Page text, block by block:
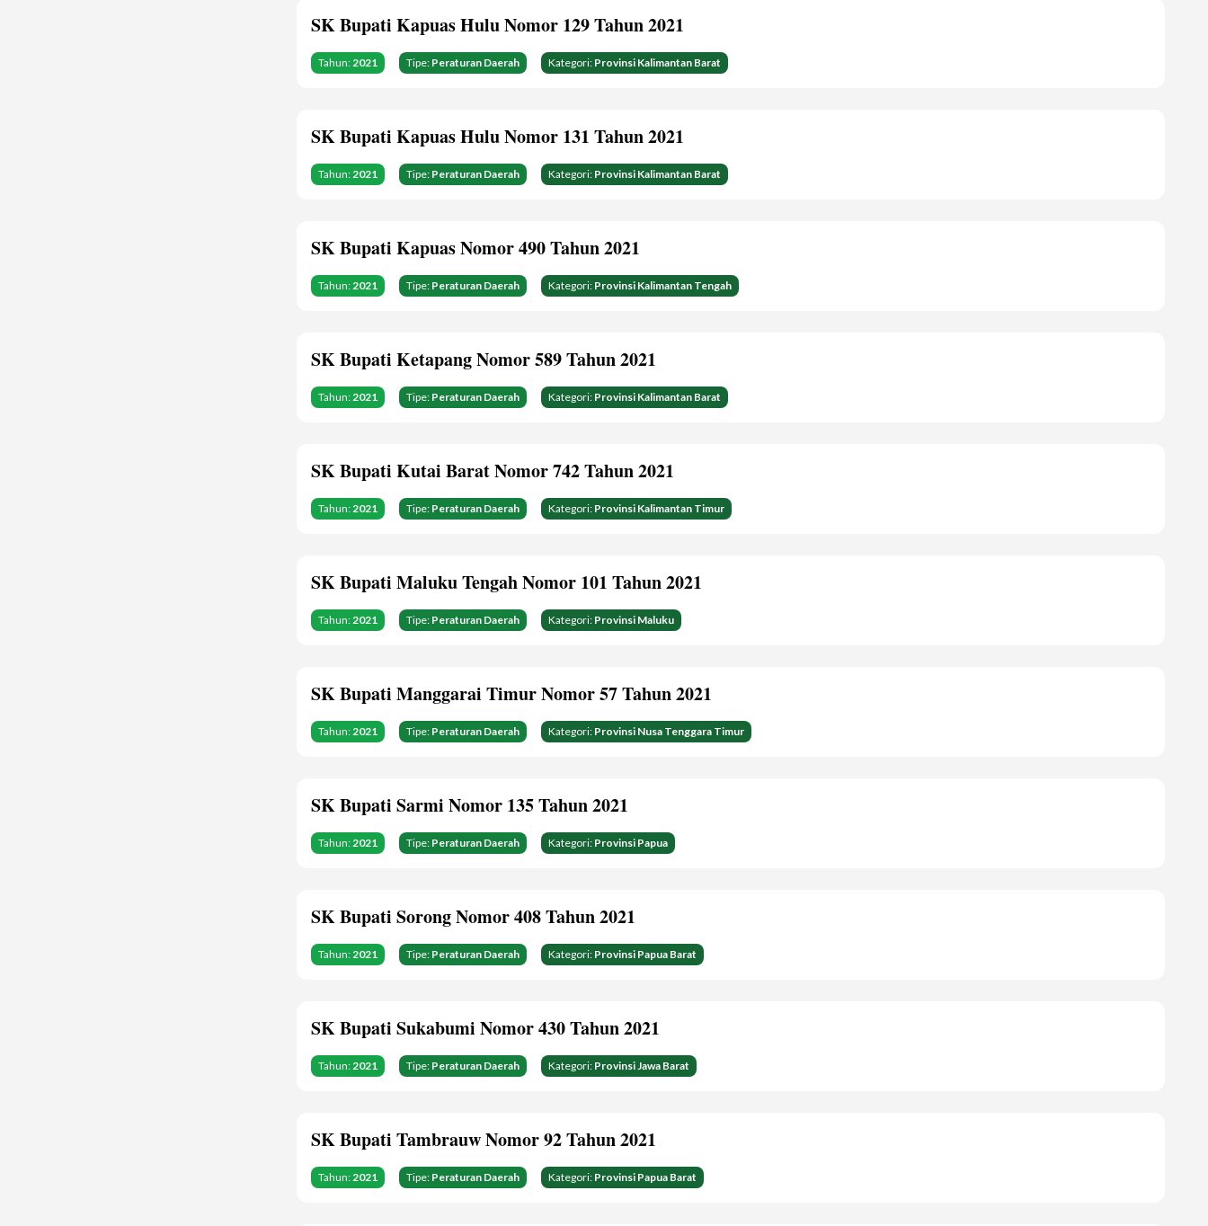
SK Bupati Kapuas Hulu Nomor 129 Tahun 2021
Tahun:2021 Tipe: Peraturan Daerah Kategori: Provinsi Kalimantan Barat
SK Bupati Kapuas Hulu Nomor 131 Tahun 2021
Tahun:2021 Tipe: Peraturan Daerah Kategori: Provinsi Kalimantan Barat
SK Bupati Kapuas Nomor 490 Tahun 2021
Tahun:2021 Tipe: Peraturan Daerah Kategori: Provinsi Kalimantan Tengah
SK Bupati Ketapang Nomor 589 Tahun 2021
Tahun:2021 Tipe: Peraturan Daerah Kategori: Provinsi Kalimantan Barat
SK Bupati Kutai Barat Nomor 742 Tahun 2021
Tahun:2021 Tipe: Peraturan Daerah Kategori: Provinsi Kalimantan Timur
SK Bupati Maluku Tengah Nomor 101 Tahun 2021
Tahun:2021 Tipe: Peraturan Daerah Kategori: Provinsi Maluku
SK Bupati Manggarai Timur Nomor 57 Tahun 2021
Tahun:2021 Tipe: Peraturan Daerah Kategori: Provinsi Nusa Tenggara Timur
SK Bupati Sarmi Nomor 135 Tahun 2021
Tahun:2021 Tipe: Peraturan Daerah Kategori: Provinsi Papua
SK Bupati Sorong Nomor 408 Tahun 2021
Tahun:2021 Tipe: Peraturan Daerah Kategori: Provinsi Papua Barat
SK Bupati Sukabumi Nomor 430 Tahun 2021
Tahun:2021 Tipe: Peraturan Daerah Kategori: Provinsi Jawa Barat
SK Bupati Tambrauw Nomor 92 Tahun 2021
Tahun:2021 Tipe: Peraturan Daerah Kategori: Provinsi Papua Barat